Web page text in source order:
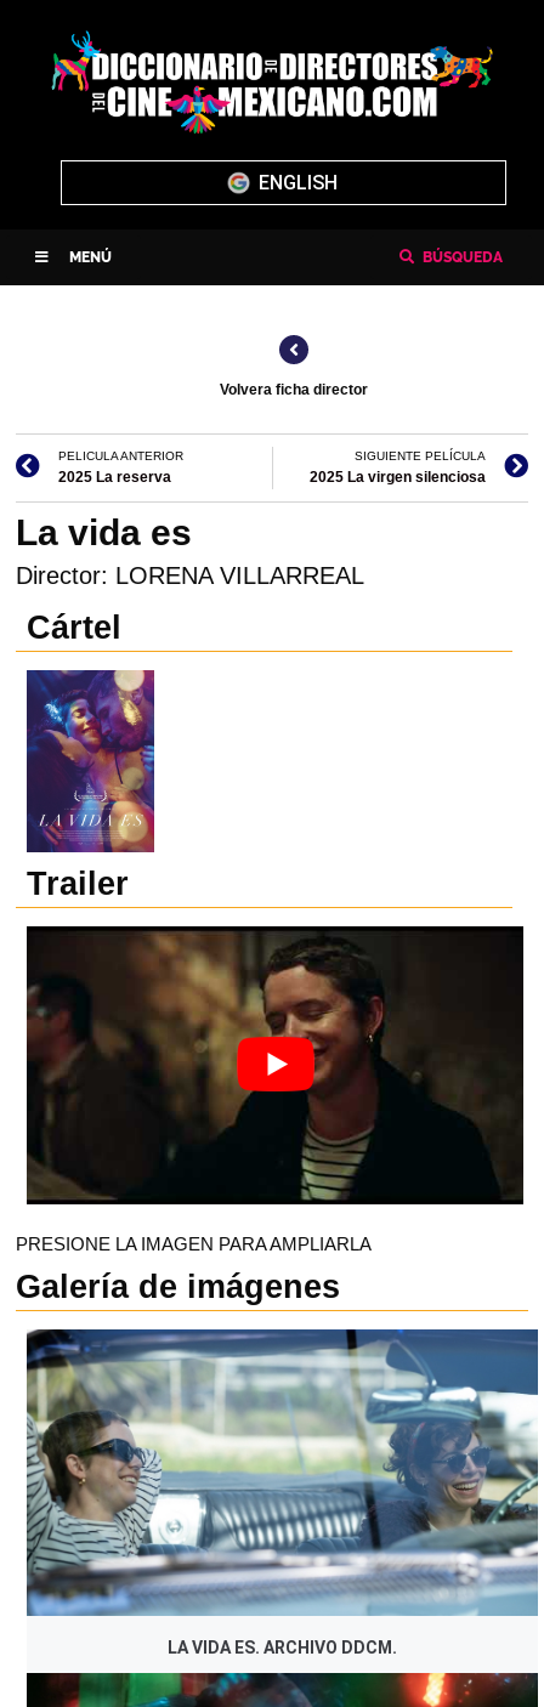
ENGLISH
MENÚ BÚSQUEDA
Volvera ficha director
PELICULA ANTERIOR
2025 La reserva
SIGUIENTE PELÍCULA
2025 La virgen silenciosa
La vida es
Director: LORENA VILLARREAL
Cártel
Trailer
PRESIONE LA IMAGEN PARA AMPLIARLA
Galería de imágenes
LA VIDA ES. ARCHIVO DDCM.